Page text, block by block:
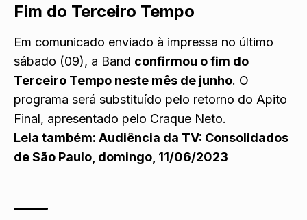
Fim do Terceiro Tempo
Em comunicado enviado à impressa no último
sábado (09), a Band confirmou o fim do
Terceiro Tempo neste mês de junho. O
programa será substituído pelo retorno do Apito
Final, apresentado pelo Craque Neto.
Leia também: Audiência da TV: Consolidados
de São Paulo, domingo, 11/06/2023